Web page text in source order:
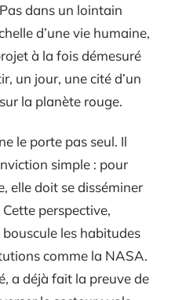
dans un lointain
d’une vie humaine,
à la fois démesuré
un jour, une cité d’un
la planète rouge.
le porte pas seul. Il
simple : pour
elle doit se disséminer
perspective,
les habitudes
comme la NASA.
a déjà fait la preuve de